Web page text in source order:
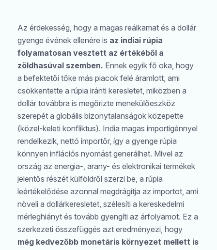
Az érdekesség, hogy a magas reálkamat és a dollár
gyenge évének ellenére is az indiai rúpia
folyamatosan vesztett az értékéből a
zöldhasúval szemben. Ennek egyik fő oka, hogy
a befektetői tőke más piacok felé áramlott, ami
csökkentette a rúpia iránti keresletet, miközben a
dollár továbbra is megőrizte menekülőeszköz
szerepét a globális bizonytalanságok közepette
(közel-keleti konfliktus). India magas importigénnyel
rendelkezik, nettó importőr, így a gyenge rúpia
könnyen inflációs nyomást generálhat. Mivel az
ország az energia-, arany- és elektronikai termékek
jelentős részét külföldről szerzi be, a rúpia
leértékelődése azonnal megdrágítja az importot, ami
növeli a dollárkeresletet, szélesíti a kereskedelmi
mérleghiányt és tovább gyengíti az árfolyamot. Ez a
szerkezeti összefüggés azt eredményezi, hogy
még kedvezőbb monetáris környezet mellett is